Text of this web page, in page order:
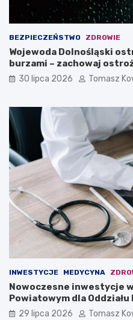
BEZPIECZEŃSTWO ZDROWIE
Wojewoda Dolnośląski
burzami – zachowaj
30 lipca 2026 Tomasz
INWESTYCJE MEDYCYNA
Nowoczesne inwestycje
Powiatowym dla
29 lipca 2026 Tomasz